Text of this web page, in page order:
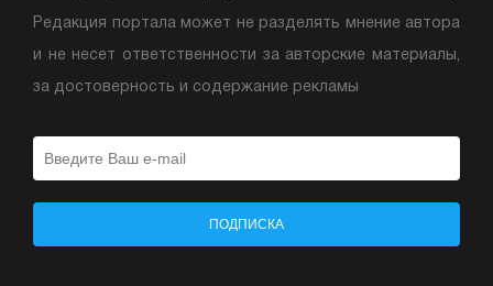
Редакция портала может не разделять мнение автора
и не несет ответственности за авторские материалы,
за достоверность и содержание рекламы
ПОДПИСКА